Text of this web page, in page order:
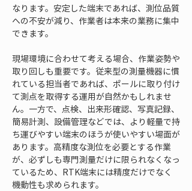
なります。安定した端末であれば、測位品質
への不安が減り、作業者は本来の業務に集中
できます。
現場環境に合わせて考える場合、作業姿勢や
取り回しも重要です。従来型の測量機器に慣
れている担当者であれば、ポールに取り付け
て測点を取得する運用が自然かもしれませ
ん。一方で、点検、出来形確認、写真記録、
簡易計測、設備管理などでは、より軽量で持
ち運びやすい端末のほうが使いやすい場面が
あります。高精度な測位を必要とする作業
が、必ずしも専門測量だけに限られなくなっ
ているため、RTK端末には精度だけでなく
機動性も求められます。